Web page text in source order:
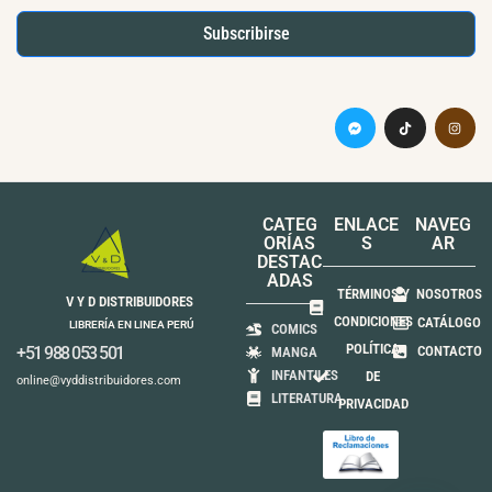
Subscribirse
V Y D DISTRIBUIDORES
LIBRERÍA EN LINEA PERÚ
+51 988 053 501
online@vyddistribuidores.com
CATEG
ORÍAS
DESTAC
ADAS
COMICS
MANGA
INFANTILES
LITERATURA
ENLACE
S
TÉRMINOS Y
CONDICIONES
POLÍTICA
DE
PRIVACIDAD
NAVEG
AR
NOSOTROS
CATÁLOGO
CONTACTO